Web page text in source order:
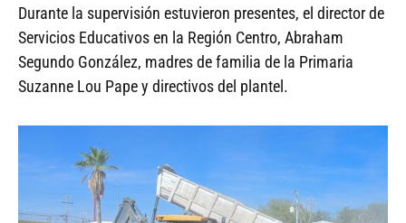
Durante la supervisión estuvieron presentes, el director de
Servicios Educativos en la Región Centro, Abraham
Segundo González, madres de familia de la Primaria
Suzanne Lou Pape y directivos del plantel.